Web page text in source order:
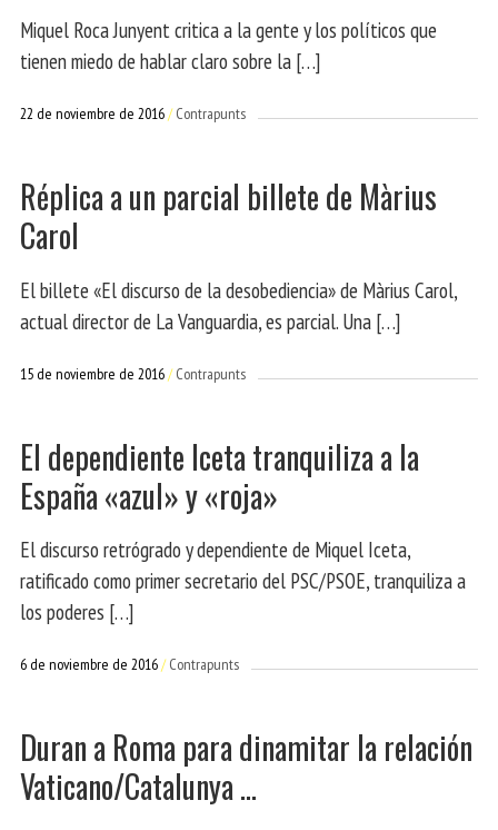
Miquel Roca Junyent critica a la gente y los políticos que
tienen miedo de hablar claro sobre la […]
22 de noviembre de 2016 Contrapunts
Réplica a un parcial billete de Màrius
Carol
El billete «El discurso de la desobediencia» de Màrius Carol,
actual director de La Vanguardia, es parcial. Una […]
15 de noviembre de 2016 Contrapunts
El dependiente Iceta tranquiliza a la
España «azul» y «roja»
El discurso retrógrado y dependiente de Miquel Iceta,
ratificado como primer secretario del PSC/PSOE, tranquiliza a
los poderes […]
6 de noviembre de 2016 Contrapunts
Duran a Roma para dinamitar la relación
Vaticano/Catalunya …